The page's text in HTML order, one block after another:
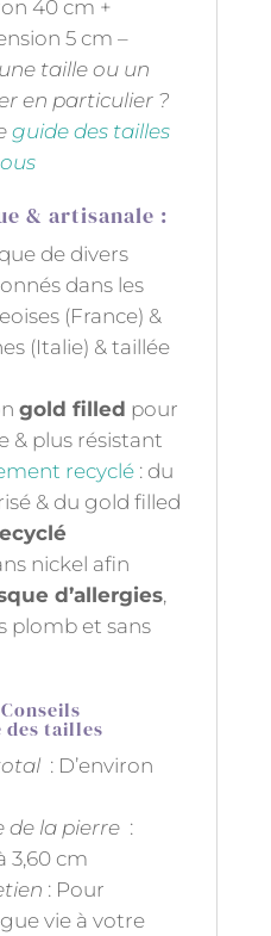
40 cm +
5 cm –
taille ou un
en particulier ?
guide des tailles
& artisanale :
de divers
dans les
(France) &
(Italie) & taillée
gold filled pour
& plus résistant
recyclé : du
& du gold filled
nickel afin
d’allergies,
plomb et sans
des tailles
: D’environ
de la pierre :
3,60 cm
: Pour
vie à votre